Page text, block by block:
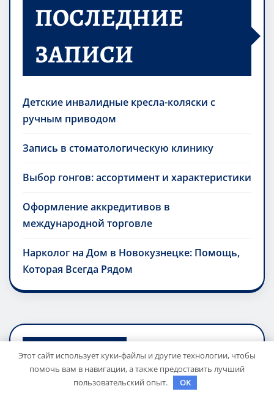
ПОСЛЕДНИЕ
ЗАПИСИ
Детские инвалидные кресла-коляски с
ручным приводом
Запись в стоматологическую клинику
Выбор гонгов: ассортимент и характеристики
Оформление аккредитивов в
международной торговле
Нарколог на Дом в Новокузнецке: Помощь,
Которая Всегда Рядом
АРХИВ
Этот сайт использует куки-файлы и другие технологии, чтобы
помочь вам в навигации, а также предоставить лучший
пользовательский опыт.
OK